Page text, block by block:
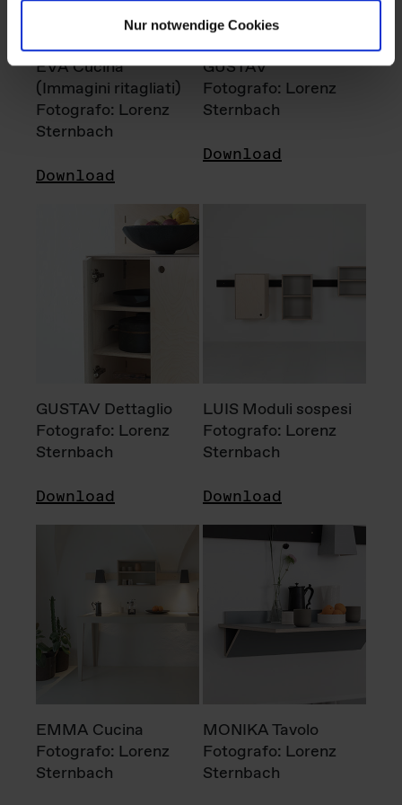
Nur notwendige Cookies
EVA Cucina
(Immagini ritagliati)
Fotografo: Lorenz
Sternbach
Download
GUSTAV
Fotografo: Lorenz
Sternbach
Download
GUSTAV Dettaglio
Fotografo: Lorenz
Sternbach
Download
LUIS Moduli sospesi
Fotografo: Lorenz
Sternbach
Download
EMMA Cucina
Fotografo: Lorenz
Sternbach
MONIKA Tavolo
Fotografo: Lorenz
Sternbach